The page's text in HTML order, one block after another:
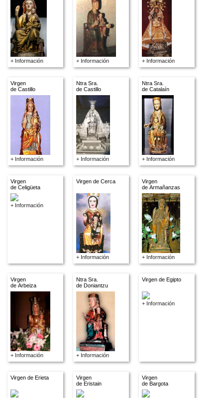
+ Información + Información + Información
Virgen
de Castillo
+ Información
Ntra Sra.
de Castillo
+ Información
Ntra Sra.
de Catalaín
+ Información
Virgen
de Celigüeta
+ Información
Virgen de Cerca
+ Información
Virgen
de Armañanzas
+ Información
Virgen
de Arbeiza
+ Información
Ntra Sra.
de Doniantzu
+ Información
Virgen de Egipto
+ Información
Virgen de Erieta
Virgen
de Eristain
Virgen
de Bargota